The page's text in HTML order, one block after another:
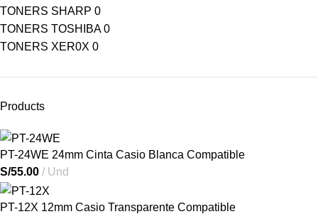
TONERS SHARP 0
TONERS TOSHIBA 0
TONERS XER0X 0
Products
PT-24WE 24mm Cinta Casio Blanca Compatible
S/55.00 Und
PT-12X 12mm Casio Transparente Compatible